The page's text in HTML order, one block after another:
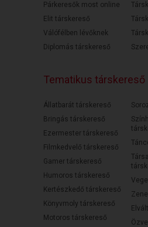
Párkeresők most online
Elit társkereső
Válófélben lévőknek
Diplomás társkereső
Tematikus társkereső
Állatbarát társkereső
Bringás társkereső
Ezermester társkereső
Filmkedvelő társkereső
Gamer társkereső
Humoros társkereső
Kertészkedő társkereső
Könyvmoly társkereső
Motoros társkereső